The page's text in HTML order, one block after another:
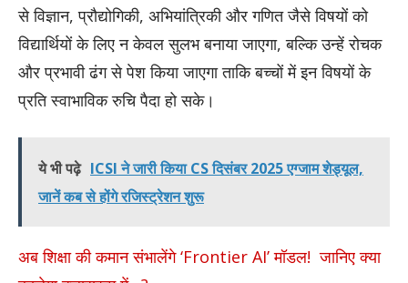
से विज्ञान, प्रौद्योगिकी, अभियांत्रिकी और गणित जैसे विषयों को
विद्यार्थियों के लिए न केवल सुलभ बनाया जाएगा, बल्कि उन्हें रोचक
और प्रभावी ढंग से पेश किया जाएगा ताकि बच्चों में इन विषयों के
प्रति स्वाभाविक रुचि पैदा हो सके।
ये भी पढ़े ICSI ने जारी किया CS दिसंबर 2025 एग्जाम शेड्यूल,
जानें कब से होंगे रजिस्ट्रेशन शुरू
अब शिक्षा की कमान संभालेंगे ‘Frontier AI’ मॉडल! जानिए क्या